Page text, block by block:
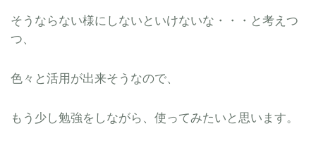
そうならない様にしないといけないな・・・と考えつ
つ、
色々と活用が出来そうなので、
もう少し勉強をしながら、使ってみたいと思います。